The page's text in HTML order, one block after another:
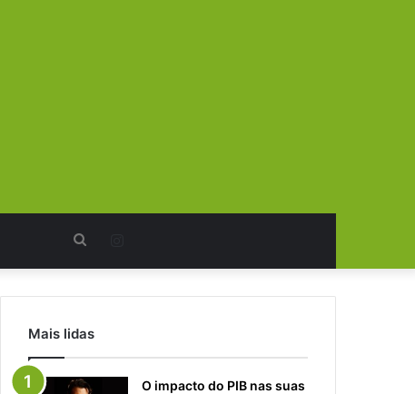
por
Mais lidas
O impacto do PIB nas suas